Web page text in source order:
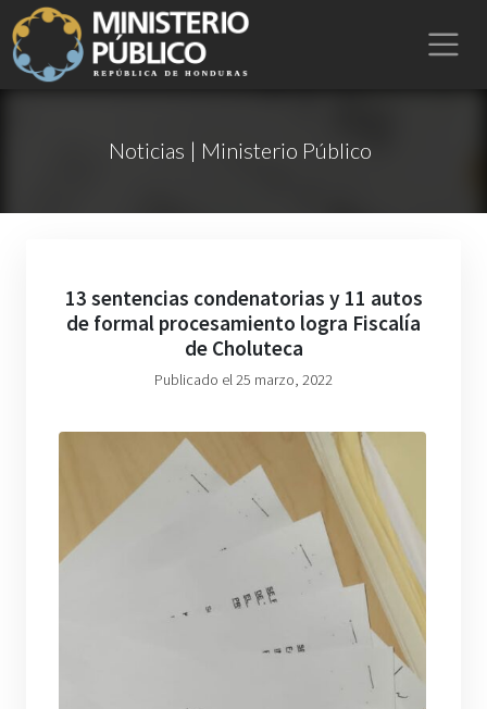
Noticias | Ministerio Público
13 sentencias condenatorias y 11 autos
de formal procesamiento logra Fiscalía
de Choluteca
Publicado el 25 marzo, 2022